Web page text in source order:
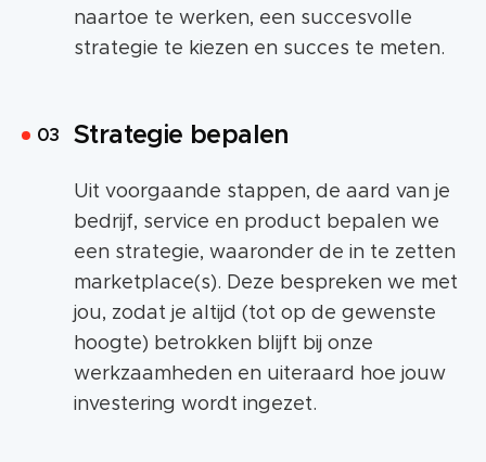
naartoe te werken, een succesvolle
strategie te kiezen en succes te meten.
Strategie bepalen
Uit voorgaande stappen, de aard van je
bedrijf, service en product bepalen we
een strategie, waaronder de in te zetten
marketplace(s). Deze bespreken we met
jou, zodat je altijd (tot op de gewenste
hoogte) betrokken blijft bij onze
werkzaamheden en uiteraard hoe jouw
investering wordt ingezet.